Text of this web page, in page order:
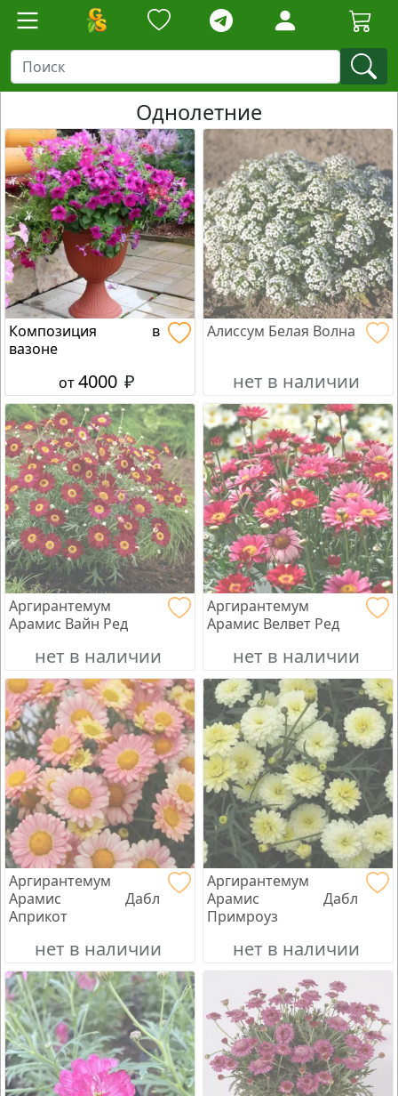
Однолетние
Композиция в
вазоне
от4000 ₽
Алиссум Белая Волна
нет в наличии
Аргирантемум
Арамис Вайн Ред
нет в наличии
Аргирантемум
Арамис Велвет Ред
нет в наличии
Аргирантемум
Арамис Дабл
Априкот
нет в наличии
Аргирантемум
Арамис Дабл
Примроуз
нет в наличии